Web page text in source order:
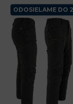
ODOSIELAME DO